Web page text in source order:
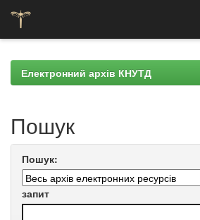
navigationЕлектронний архів КНУТД
Пошук
Пошук:
запит